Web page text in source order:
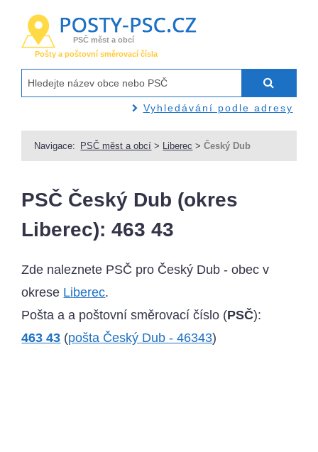
PSČ měst a obcí
Pošty a poštovní směrovací čísla
Vyhledávání podle adresy
Navigace: PSČ měst a obcí > Liberec >Český Dub
PSČ Český Dub (okres
Liberec): 463 43
Zde naleznete PSČ pro Český Dub - obec v
okrese Liberec.
Pošta a a poštovní směrovací číslo (PSČ):
463 43 (pošta Český Dub - 46343)